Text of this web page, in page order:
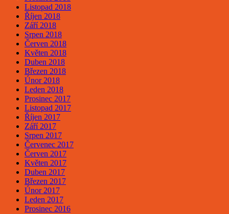
Listopad 2018
Říjen 2018
Září 2018
Srpen 2018
Červen 2018
Květen 2018
Duben 2018
Březen 2018
Únor 2018
Leden 2018
Prosinec 2017
Listopad 2017
Říjen 2017
Září 2017
Srpen 2017
Červenec 2017
Červen 2017
Květen 2017
Duben 2017
Březen 2017
Únor 2017
Leden 2017
Prosinec 2016